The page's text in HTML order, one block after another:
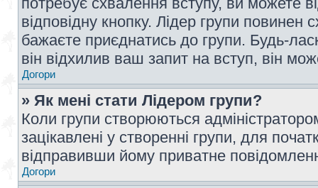
відповідну кнопку. Лідер групи
бажаєте приєднатись до групи. Будь-
він відхилив ваш запит на вступ, він
Догори
» Як мені стати Лідером групи?
Коли групи створюються
зацікавлені у створенні групи, для
відправивши йому приватне
Догори